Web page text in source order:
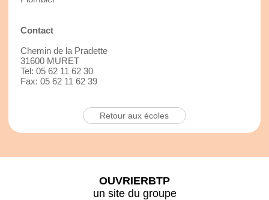
Contact
Chemin de la Pradette
31600 MURET
Tel: 05 62 11 62 30
Fax: 05 62 11 62 39
Retour aux écoles
OUVRIERBTP
un site du groupe